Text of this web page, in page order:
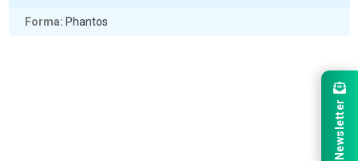
Forma Phantos
Newsletter